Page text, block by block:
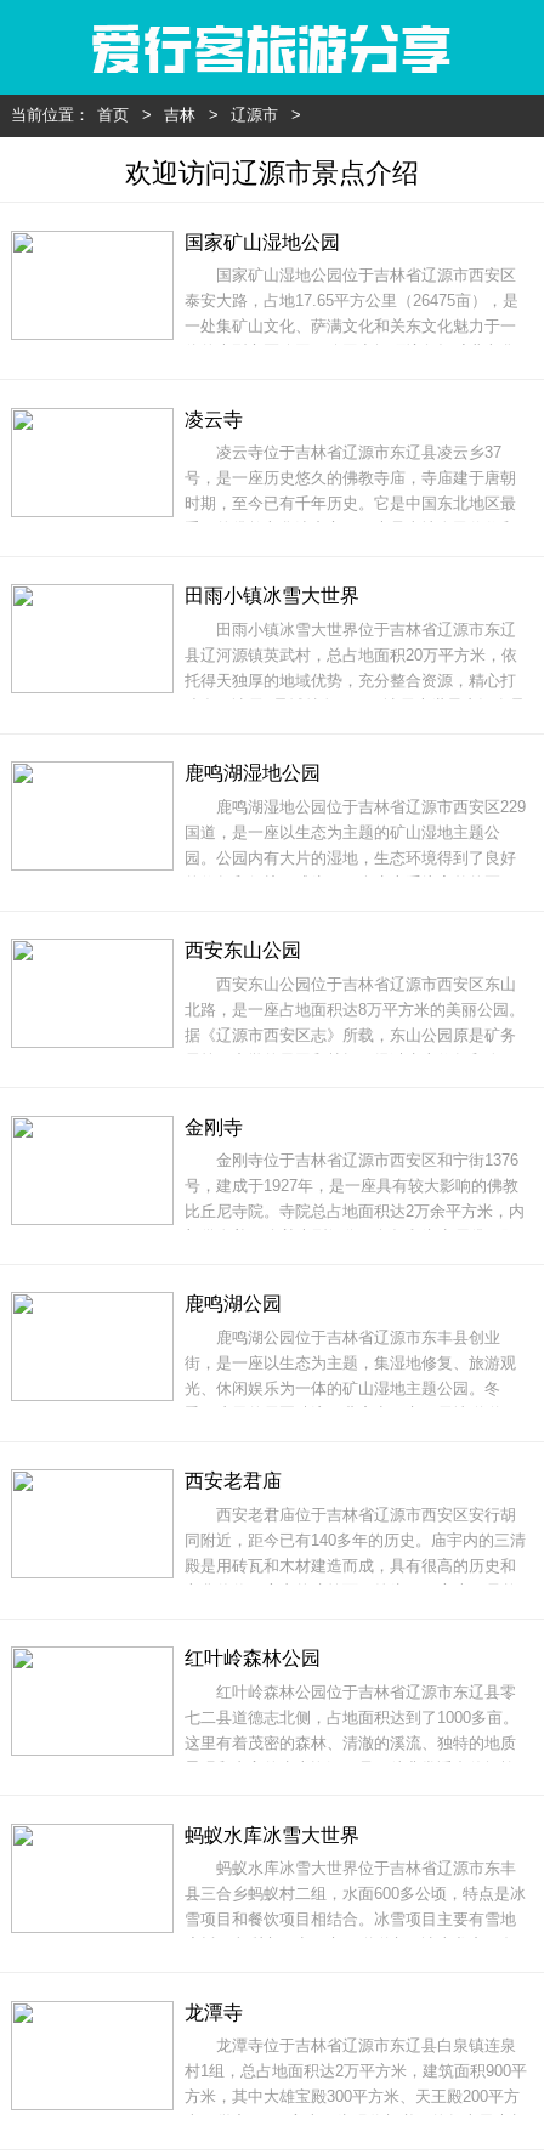
当前位置： 首页 > 吉林 > 辽源市 >
欢迎访问辽源市景点介绍
国家矿山湿地公园
国家矿山湿地公园位于吉林省辽源市西安区
泰安大路，占地17.65平方公里（26475亩），是
一处集矿山文化、萨满文化和关东文化魅力于一
保护区、湿地观光区和嬉雪区等14个功能区，其
中主入口广场、凤鸣湖、鹿鸣湖、烟霞湖等景
凌云寺
凌云寺位于吉林省辽源市东辽县凌云乡37
号，是一座历史悠久的佛教寺庙，寺庙建于唐朝
时期，至今已有千年历史。它是中国东北地区最
山脚下，周围环绕着茂密的森林和清澈的溪流，
景色优美宜人。这里不仅有精美的佛殿、钟楼、
鼓
田雨小镇冰雪大世界
田雨小镇冰雪大世界位于吉林省辽源市东辽
县辽河源镇英武村，总占地面积20万平方米，依
托得天独厚的地域优势，充分整合资源，精心打
受穿越浪漫景观桥的冬季神秘，体会莱茵小径与
白色交织的如梦如幻，感叹冬季微缩纯洁的雪
雕，移
鹿鸣湖湿地公园
鹿鸣湖湿地公园位于吉林省辽源市西安区229
国道，是一座以生态为主题的矿山湿地主题公
园。公园内有大片的湿地，生态环境得到了良好
在自然中放松身心，感受大自然的美妙。特别是
在冬季，鹿鸣湖湿地公园更是景色如画，吸引了
众多游
西安东山公园
西安东山公园位于吉林省辽源市西安区东山
北路，是一座占地面积达8万平方米的美丽公园。
据《辽源市西安区志》所载，东山公园原是矿务
局第一中学的果园和林场。经过生态修复和改
道等设施，供游客休息和观赏。同时，小溪、瀑
布和绿树环绕，景色优美，成为市民游客的最新
打
金刚寺
金刚寺位于吉林省辽源市西安区和宁街1376
号，建成于1927年，是一座具有较大影响的佛教
比丘尼寺院。寺院总占地面积达2万余平方米，内
建筑语言，全部采用明末清初形式北派风格。整
个建筑色彩以灰瓦红墙为主，采用对称的形式
鹿鸣湖公园
鹿鸣湖公园位于吉林省辽源市东丰县创业
街，是一座以生态为主题，集湿地修复、旅游观
光、休闲娱乐为一体的矿山湿地主题公园。冬
辽源市东丰县创业街门票：免费开放开放时间：
全天交通参考路线：从东丰县客运站进入北影胡
同--兴隆街--创
西安老君庙
西安老君庙位于吉林省辽源市西安区安行胡
同附近，距今已有140多年的历史。庙宇内的三清
殿是用砖瓦和木材建造而成，具有很高的历史和
这座庙宇始建于清朝光绪元年，经过多次修整和
扩建，至今仍然保存完好。每逢农历正月初一和
十
红叶岭森林公园
红叶岭森林公园位于吉林省辽源市东辽县零
七二县道德志北侧，占地面积达到了1000多亩。
这里有着茂密的森林、清澈的溪流、独特的地质
景观和丰富的生态资源，是一处非常适合休闲旅
这里漫步，可以听到鸟儿欢快的歌唱声和流水潺
潺的声音，仿佛置身于一个世外桃源中。尤其是
蚂蚁水库冰雪大世界
蚂蚁水库冰雪大世界位于吉林省辽源市东丰
县三合乡蚂蚁村二组，水面600多公顷，特点是冰
雪项目和餐饮项目相结合。冰雪项目主要有雪地
江南水乡的风韵。当您在冰天雪地中尽情狂欢之
后--蚂蚁山庄体验如诗如画的江南美景、
龙潭寺
龙潭寺位于吉林省辽源市东辽县白泉镇连泉
村1组，总占地面积达2万平方米，建筑面积900平
方米，其中大雄宝殿300平方米、天王殿200平方